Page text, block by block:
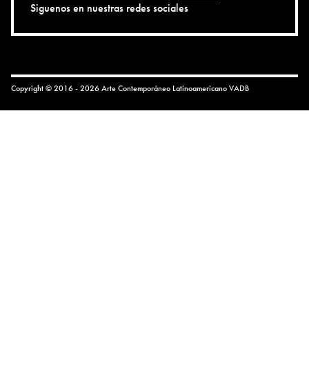
Siguenos en nuestras redes sociales
Copyright © 2016 - 2026 Arte Contemporáneo LatinoamericanoVADB